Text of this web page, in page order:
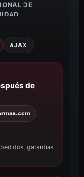
DE
AJAX
de
garantías